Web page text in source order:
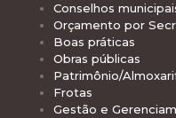
Conselhos
Orçamento por
Boas práticas
Obras públicas
Patrimônio/
Frotas
Gestão e